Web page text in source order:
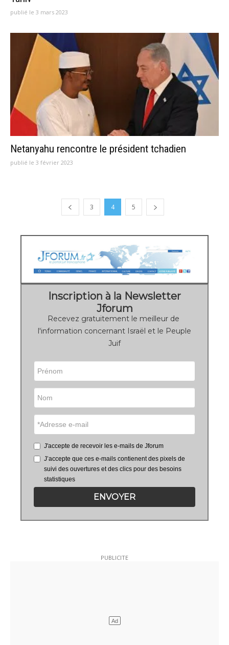
publié le 3 mars 2023
Netanyahu rencontre le président tchadien
publié le 3 février 2023
3 4 5
Inscription à la Newsletter
Jforum
Recevez gratuitement le meilleur de
l'information concernant Israël et le Peuple
Juif
J'accepte de recevoir les e-mails de Jforum
J’accepte que ces e-mails contienent des pixels de
suivi des ouvertures et des clics pour des besoins
statistiques
ENVOYER